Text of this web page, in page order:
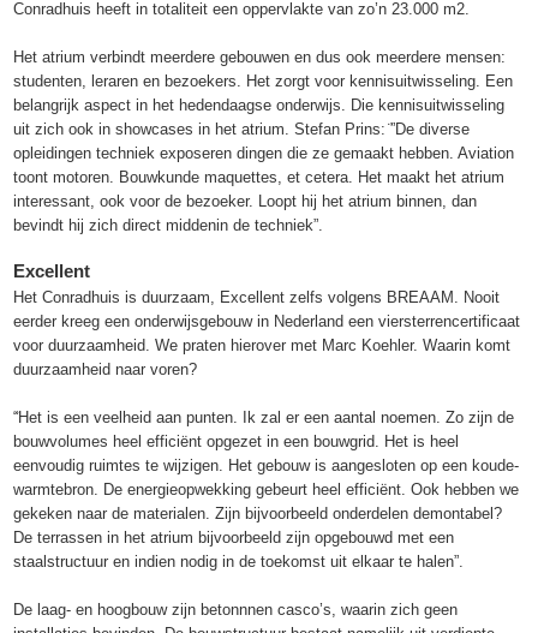
Conradhuis heeft in totaliteit een oppervlakte van zo’n 23.000 m2.
Het atrium verbindt meerdere gebouwen en dus ook meerdere mensen:
studenten, leraren en bezoekers. Het zorgt voor kennisuitwisseling. Een
belangrijk aspect in het hedendaagse onderwijs. Die kennisuitwisseling
uit zich ook in showcases in het atrium. Stefan Prins: ̈”De diverse
opleidingen techniek exposeren dingen die ze gemaakt hebben. Aviation
toont motoren. Bouwkunde maquettes, et cetera. Het maakt het atrium
interessant, ook voor de bezoeker. Loopt hij het atrium binnen, dan
bevindt hij zich direct middenin de techniek”.
Excellent
Het Conradhuis is duurzaam, Excellent zelfs volgens BREAAM. Nooit
eerder kreeg een onderwijsgebouw in Nederland een viersterrencertificaat
voor duurzaamheid. We praten hierover met Marc Koehler. Waarin komt
duurzaamheid naar voren?
“̈Het is een veelheid aan punten. Ik zal er een aantal noemen. Zo zijn de
bouwvolumes heel efficiënt opgezet in een bouwgrid. Het is heel
eenvoudig ruimtes te wijzigen. Het gebouw is aangesloten op een koude-
warmtebron. De energieopwekking gebeurt heel efficiënt. Ook hebben we
gekeken naar de materialen. Zijn bijvoorbeeld onderdelen demontabel?
De terrassen in het atrium bijvoorbeeld zijn opgebouwd met een
staalstructuur en indien nodig in de toekomst uit elkaar te halen”.
De laag- en hoogbouw zijn betonnnen casco’s, waarin zich geen